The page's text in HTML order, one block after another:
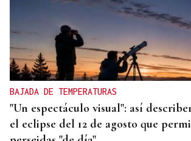
BAJADA DE TEMPERATURAS
"Un espectáculo visual": así
el eclipse del 12 de agosto que